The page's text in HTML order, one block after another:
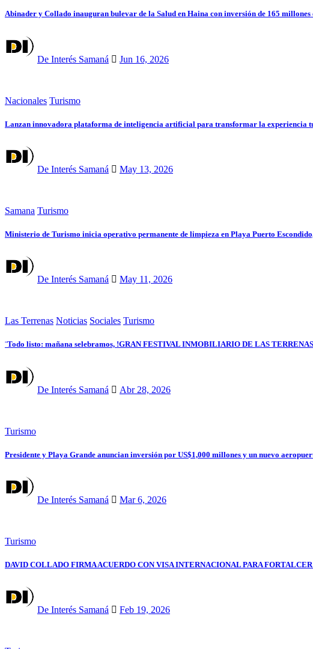
Abinader y Collado inauguran bulevar de la Salud en Haina con inversión de 165 millones
De Interés Samaná Jun 16, 2026
Nacionales Turismo
Lanzan innovadora plataforma de inteligencia artificial para transformar la experiencia
De Interés Samaná May 13, 2026
Samana Turismo
Ministerio de Turismo inicia operativo permanente de limpieza en Playa Puerto
De Interés Samaná May 11, 2026
Las Terrenas Noticias Sociales Turismo
¨Todo listo: mañana selebramos, !GRAN FESTIVAL INMOBILIARIO DE LAS
De Interés Samaná Abr 28, 2026
Turismo
Presidente y Playa Grande anuncian inversión por US$1,000 millones y un nuevo
De Interés Samaná Mar 6, 2026
Turismo
DAVID COLLADO FIRMA ACUERDO CON VISA INTERNACIONAL PARA
De Interés Samaná Feb 19, 2026